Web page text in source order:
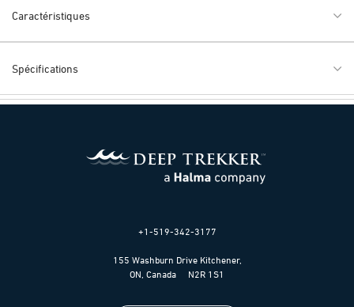
Caractéristiques
Spécifications
+1-519-342-3177
155 Washburn Drive Kitchener,
ON, Canada N2R 1S1